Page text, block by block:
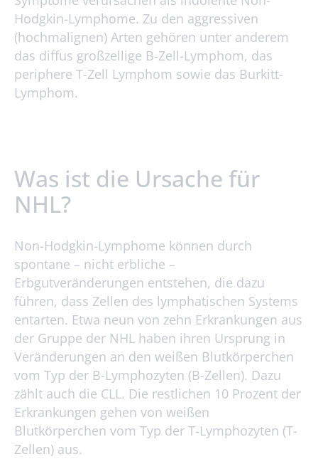
Hodgkin-Lymphome. Zu den aggressiven
(hochmalignen) Arten gehören unter anderem
das diffus großzellige B-Zell-Lymphom, das
periphere T-Zell Lymphom sowie das Burkitt-
Lymphom.
Was ist die Ursache für
NHL?
Non-Hodgkin-Lymphome können durch
spontane – nicht erbliche –
Erbgutveränderungen entstehen, die dazu
führen, dass Zellen des lymphatischen Systems
entarten. Etwa neun von zehn Erkrankungen aus
der Gruppe der NHL haben ihren Ursprung in
Veränderungen an den weißen Blutkörperchen
vom Typ der B-Lymphozyten (B-Zellen). Dazu
zählt auch die CLL. Die restlichen 10 Prozent der
Erkrankungen gehen von weißen
Blutkörperchen vom Typ der T-Lymphozyten (T-
Zellen) aus.